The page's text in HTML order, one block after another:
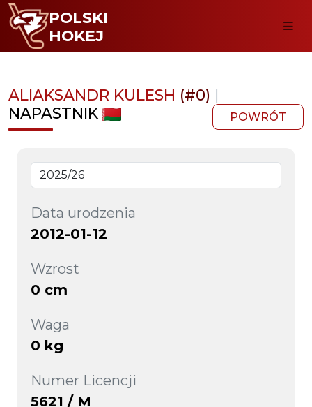
POLSKI
HOKEJ
ALIAKSANDR KULESH (#0) |
NAPASTNIK
POWRÓT
Data urodzenia
2012-01-12
Wzrost
0 cm
Waga
0 kg
Numer Licencji
5621 / M